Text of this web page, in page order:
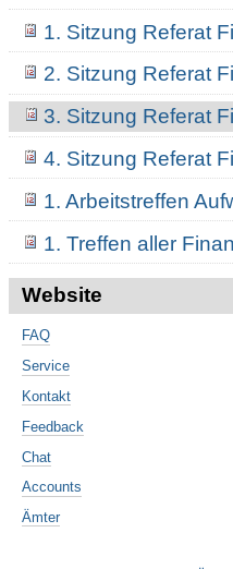
1. Sitzung Referat
2. Sitzung Referat
3. Sitzung Referat
4. Sitzung Referat
1. Arbeitstreffen
1. Treffen aller
Website
FAQ
Service
Kontakt
Feedback
Chat
Accounts
Ämter